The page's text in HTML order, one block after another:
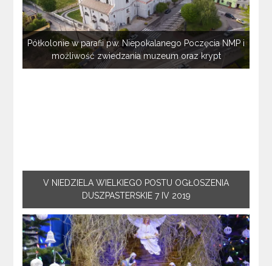
Półkolonie w parafii pw. Niepokalanego Poczęcia NMP i
możliwość zwiedzania muzeum oraz krypt
V NIEDZIELA WIELKIEGO POSTU OGŁOSZENIA
DUSZPASTERSKIE 7 IV 2019